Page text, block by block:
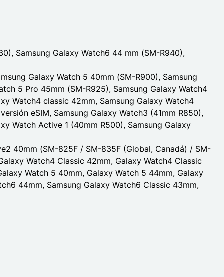
Samsung Galaxy Watch6 44 mm (SM-R940),
Galaxy Watch 5 40mm (SM-R900), Samsung
5 Pro 45mm (SM-R925), Samsung Galaxy Watch4
Watch4 classic 42mm, Samsung Galaxy Watch4
eSIM, Samsung Galaxy Watch3 (41mm R850),
Watch Active 1 (40mm R500), Samsung Galaxy
40mm (SM-825F / SM-835F (Global, Canadá) / SM-
Watch4 Classic 42mm, Galaxy Watch4 Classic
Watch 5 40mm, Galaxy Watch 5 44mm, Galaxy
44mm, Samsung Galaxy Watch6 Classic 43mm,